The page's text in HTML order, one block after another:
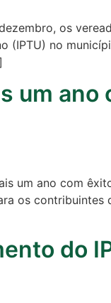
os
(IPTU) no
um ano
um ano com
os contribuintes
do